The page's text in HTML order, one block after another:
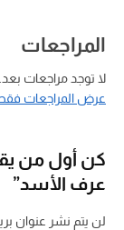
المراجعات
لا توجد مراجعات بعد.
عرض المراجعات فقط
كن أول من
عرف الأسد”
لن يتم نشر عنوان